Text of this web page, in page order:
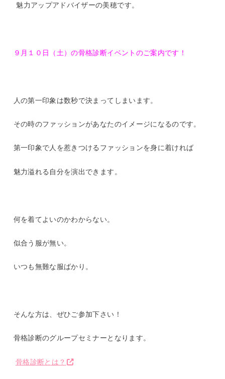
魅力アップアドバイザーの美穂です。
９月１０日（土）の骨格診断イベントのご案内です！
人の第一印象は数秒で決まってしまいます。
その時のファッションがあなたのイメージになるのです。
第一印象で人を惹きつけるファッションを身に着ければ
魅力溢れる自分を演出できます。
何を着てよいのかわからない。
似合う服が無い。
いつも無難な服ばかり。
そんな方は、ぜひご参加下さい！
骨格診断のグループセミナーとなります。
骨格診断とは？